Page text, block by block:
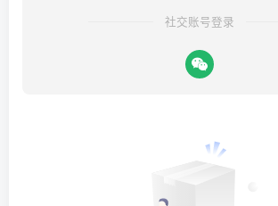
社交账号登录